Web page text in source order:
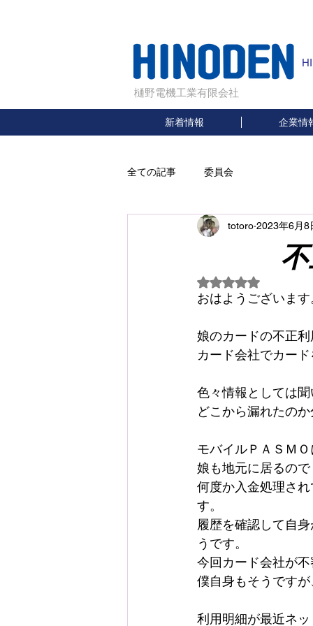
樋野電機工業有限会社
新着情報 企業情
全ての記事 委員会
不
totoro 2023年6月8
5つ星のうちNaN
おはようございます
娘のカードの不正
カード会社でカー
色々情報としては
どこから漏れたの
モバイルＰＡＳＭ
娘も地元に居るの
何度か入金処理さ
す。
履歴を確認して自
うです。
今回カード会社が
僕自身もそうです
利用明細が最近ネ